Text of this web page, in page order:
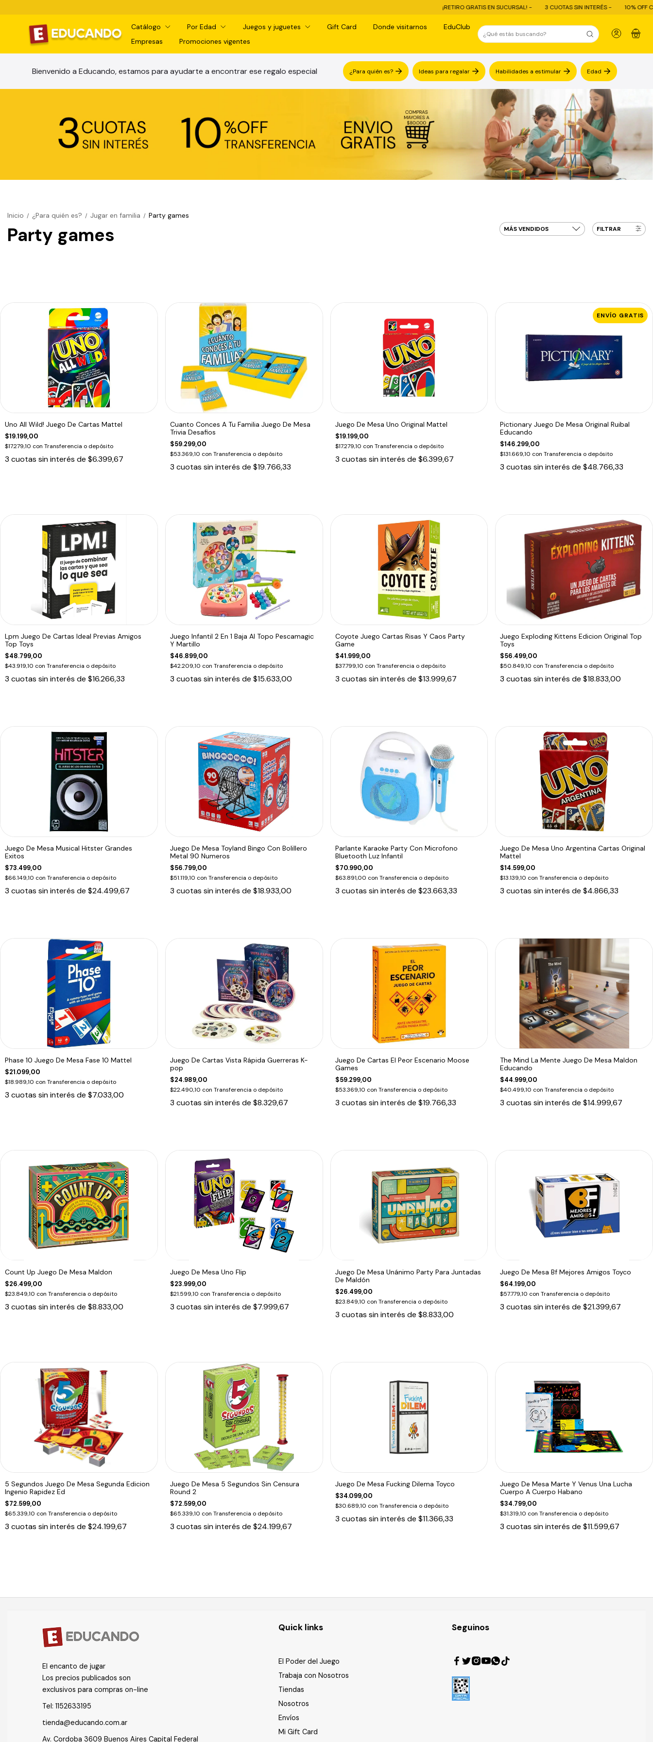
¡RETIRO GRATIS EN SUCURSAL! - 3 CUOTAS SIN INTERÉS - 10% OFF CON TRANSFERENCIA -
Catálogo Por Edad Juegos y juguetes Gift Card Donde visitarnos
EduClub
Empresas
Promociones vigentes
0
Bienvenido a Educando, estamos para ayudarte a encontrar ese regalo especial ¿Para quién es? Ideas para regalar Habilidades a estimular Edad
Inicio / ¿Para quién es? / Jugar en familia / Party games
Party games FILTRAR
Uno All Wild! Juego De Cartas Mattel
$19.199,00
$17.279,10 con Transferencia o depósito
3 cuotas sin interés de $6.399,67
Cuanto Conces A Tu Familia Juego De Mesa
Trivia Desafios
$59.299,00
$53.369,10 con Transferencia o depósito
3 cuotas sin interés de $19.766,33
Juego De Mesa Uno Original Mattel
$19.199,00
$17.279,10 con Transferencia o depósito
3 cuotas sin interés de $6.399,67
ENVÍO GRATIS
Pictionary Juego De Mesa Original Ruibal
Educando
$146.299,00
$131.669,10 con Transferencia o depósito
3 cuotas sin interés de$48.766,33
Lpm Juego De Cartas Ideal Previas Amigos
Top Toys
$48.799,00
$43.919,10 con Transferencia o depósito
3 cuotas sin interés de $16.266,33
Juego Infantil 2 En 1 Baja Al Topo Pescamagic
Y Martillo
$46.899,00
$42.209,10 con Transferencia o depósito
3 cuotas sin interés de $15.633,00
Coyote Juego Cartas Risas Y Caos Party
Game
$41.999,00
$37.799,10 con Transferencia o depósito
3 cuotas sin interés de $13.999,67
Juego Exploding Kittens Edicion Original Top
Toys
$56.499,00
$50.849,10 con Transferencia o depósito
3 cuotas sin interés de$18.833,00
Juego De Mesa Musical Hitster Grandes
Exitos
$73.499,00
$66.149,10 con Transferencia o depósito
3 cuotas sin interés de $24.499,67
Juego De Mesa Toyland Bingo Con Bolillero
Metal 90 Numeros
$56.799,00
$51.119,10 con Transferencia o depósito
3 cuotas sin interés de $18.933,00
Parlante Karaoke Party Con Microfono
Bluetooth Luz Infantil
$70.990,00
$63.891,00 con Transferencia o depósito
3 cuotas sin interés de $23.663,33
Juego De Mesa Uno Argentina Cartas Original
Mattel
$14.599,00
$13.139,10 con Transferencia o depósito
3 cuotas sin interés de$4.866,33
Phase 10 Juego De Mesa Fase 10 Mattel
$21.099,00
$18.989,10 con Transferencia o depósito
3 cuotas sin interés de $7.033,00
Juego De Cartas Vista Rápida Guerreras K-
pop
$24.989,00
$22.490,10 con Transferencia o depósito
3 cuotas sin interés de $8.329,67
Juego De Cartas El Peor Escenario Moose
Games
$59.299,00
$53.369,10 con Transferencia o depósito
3 cuotas sin interés de $19.766,33
The Mind La Mente Juego De Mesa Maldon
Educando
$44.999,00
$40.499,10 con Transferencia o depósito
3 cuotas sin interés de$14.999,67
Count Up Juego De Mesa Maldon
$26.499,00
$23.849,10 con Transferencia o depósito
3 cuotas sin interés de $8.833,00
Juego De Mesa Uno Flip
$23.999,00
$21.599,10 con Transferencia o depósito
3 cuotas sin interés de $7.999,67
Juego De Mesa Unánimo Party Para Juntadas
De Maldón
$26.499,00
$23.849,10 con Transferencia o depósito
3 cuotas sin interés de $8.833,00
Juego De Mesa Bf Mejores Amigos Toyco
$64.199,00
$57.779,10 con Transferencia o depósito
3 cuotas sin interés de$21.399,67
5 Segundos Juego De Mesa Segunda Edicion
Ingenio Rapidez Ed
$72.599,00
$65.339,10 con Transferencia o depósito
3 cuotas sin interés de $24.199,67
Juego De Mesa 5 Segundos Sin Censura
Round 2
$72.599,00
$65.339,10 con Transferencia o depósito
3 cuotas sin interés de $24.199,67
Juego De Mesa Fucking Dilema Toyco
$34.099,00
$30.689,10 con Transferencia o depósito
3 cuotas sin interés de $11.366,33
Juego De Mesa Marte Y Venus Una Lucha
Cuerpo A Cuerpo Habano
$34.799,00
$31.319,10 con Transferencia o depósito
3 cuotas sin interés de$11.599,67
El encanto de jugar
Los precios publicados son
exclusivos para compras on-line
Tel: 1152633195
tienda@educando.com.ar
Av. Cordoba 3609 Buenos Aires Capital Federal
Quick links
El Poder del Juego
Trabaja con Nosotros
Tiendas
Nosotros
Envíos
Mi Gift Card
Seguinos